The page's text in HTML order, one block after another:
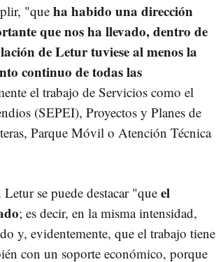
"que ha habido una dirección
que nos ha llevado, dentro de
de Letur tuviese al menos la
continuo de todas las
el trabajo de Servicios como el
(SEPEI), Proyectos y Planes de
Parque Móvil o Atención Técnica
se puede destacar "que el
; es decir, en la misma intensidad,
y, evidentemente, que el trabajo tiene
con un soporte económico, porque